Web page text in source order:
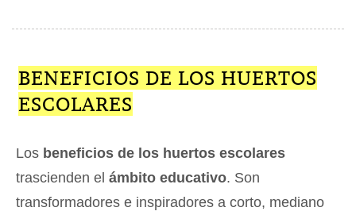
BENEFICIOS DE LOS HUERTOS
ESCOLARES
Los beneficios de los huertos escolares
trascienden el ámbito educativo. Son
transformadores e inspiradores a corto, mediano